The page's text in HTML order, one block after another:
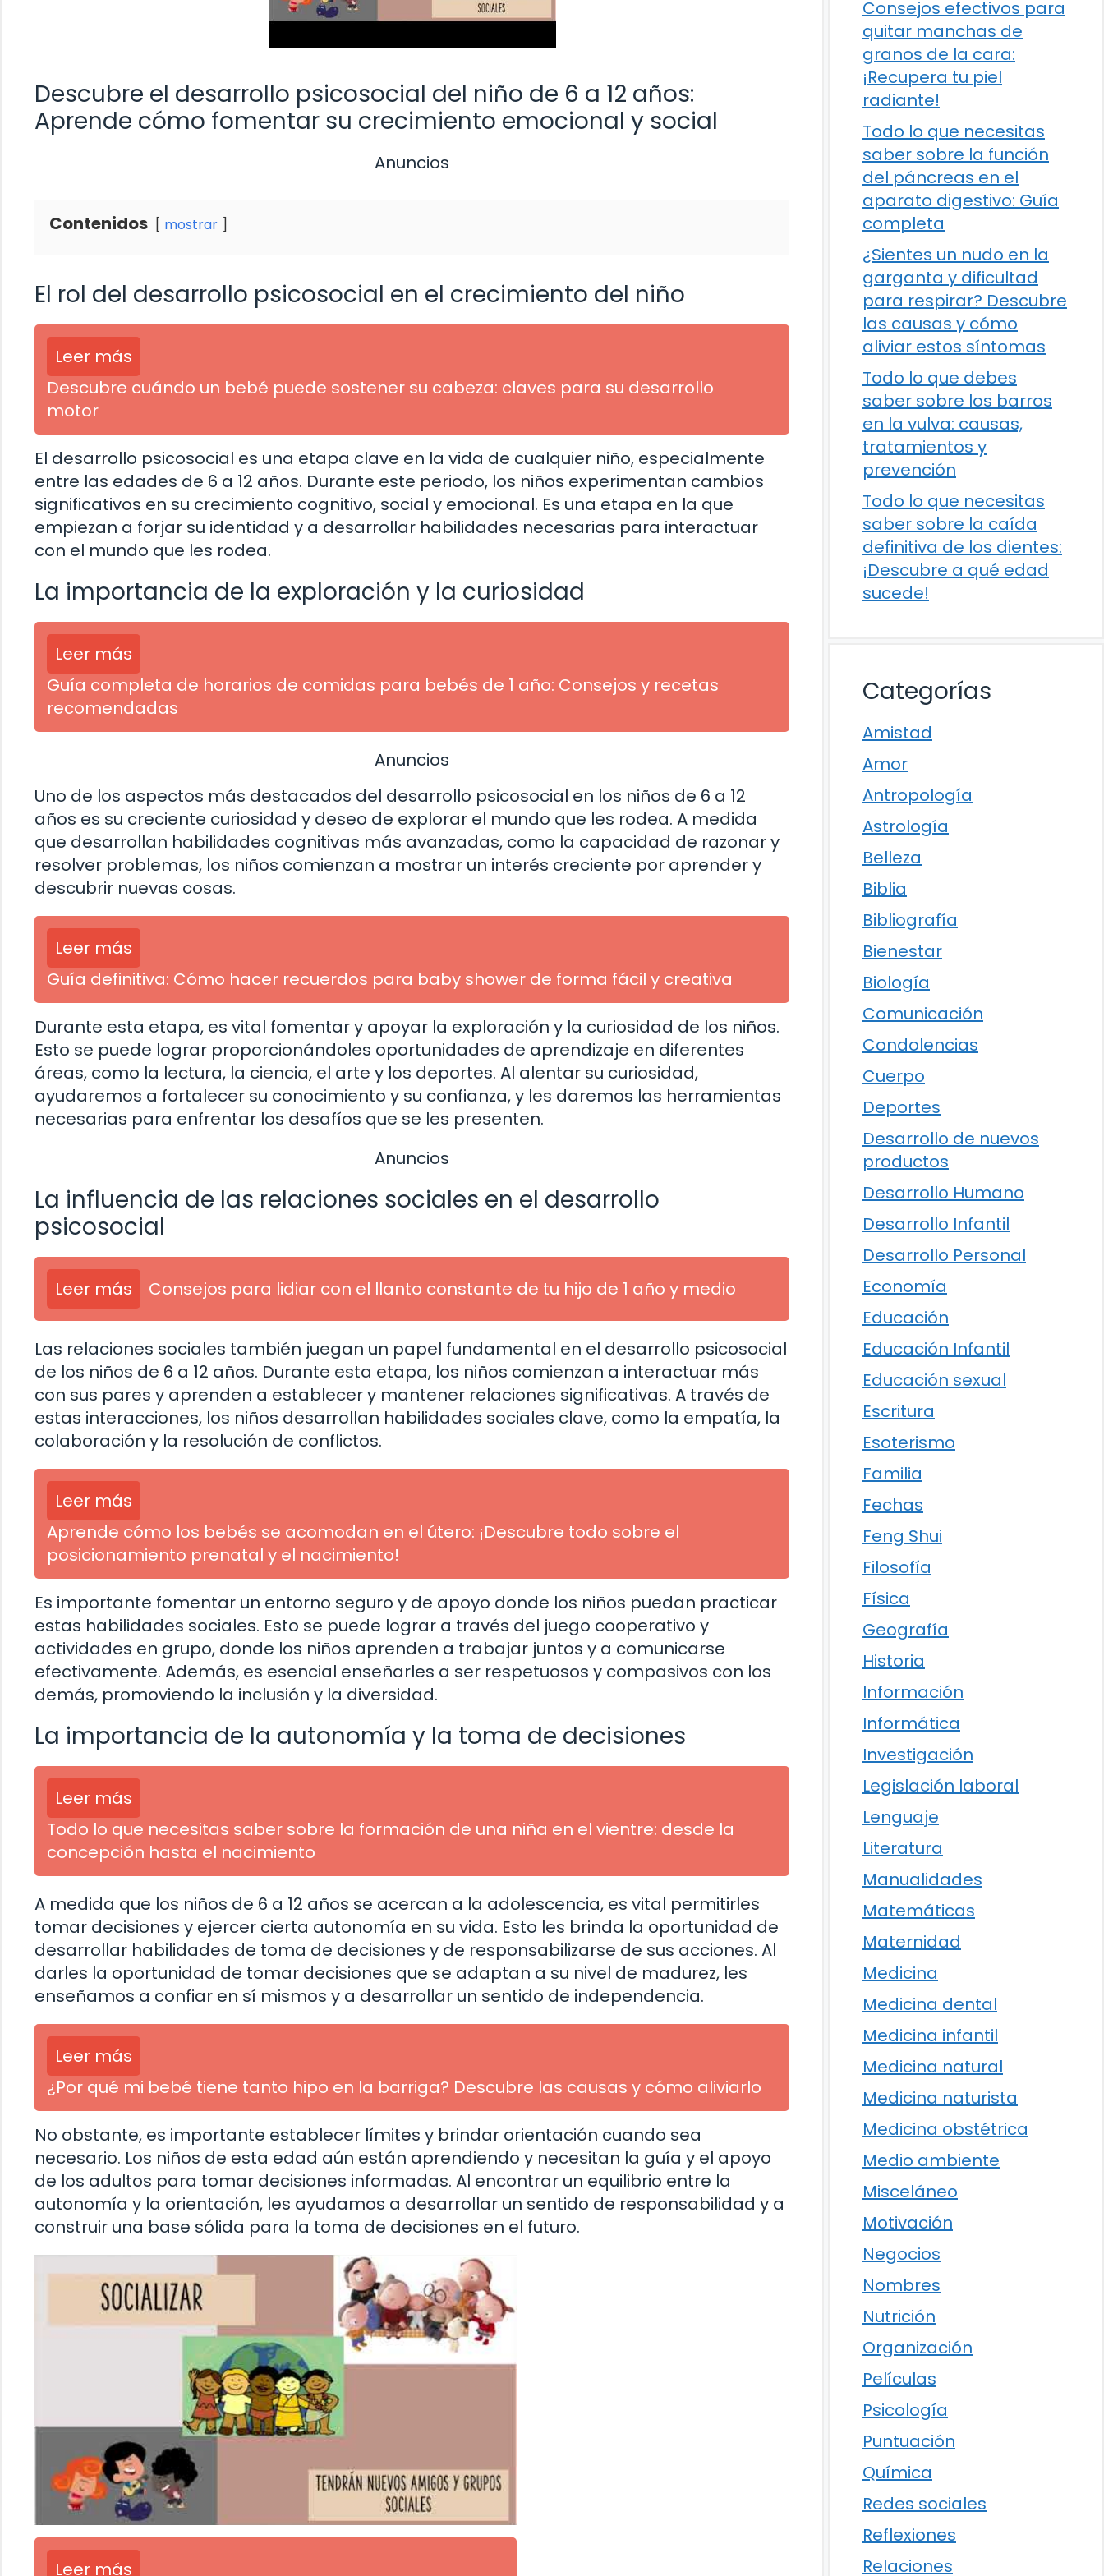
Descubre el desarrollo psicosocial del niño de 6 a 12 años:
Aprende cómo fomentar su crecimiento emocional y social
Anuncios
Contenidos mostrar
El rol del desarrollo psicosocial en el crecimiento del niño
Leer más
Descubre cuándo un bebé puede sostener su cabeza: claves para su desarrollo
motor
El desarrollo psicosocial es una etapa clave en la vida de cualquier niño, especialmente
entre las edades de 6 a 12 años. Durante este periodo, los niños experimentan cambios
significativos en su crecimiento cognitivo, social y emocional. Es una etapa en la que
empiezan a forjar su identidad y a desarrollar habilidades necesarias para interactuar
con el mundo que les rodea.
La importancia de la exploración y la curiosidad
Leer más
Guía completa de horarios de comidas para bebés de 1 año: Consejos y recetas
recomendadas
Anuncios
Uno de los aspectos más destacados del desarrollo psicosocial en los niños de 6 a 12
años es su creciente curiosidad y deseo de explorar el mundo que les rodea. A medida
que desarrollan habilidades cognitivas más avanzadas, como la capacidad de razonar y
resolver problemas, los niños comienzan a mostrar un interés creciente por aprender y
descubrir nuevas cosas.
Leer más
Guía definitiva: Cómo hacer recuerdos para baby shower de forma fácil y creativa
Durante esta etapa, es vital fomentar y apoyar la exploración y la curiosidad de los niños.
Esto se puede lograr proporcionándoles oportunidades de aprendizaje en diferentes
áreas, como la lectura, la ciencia, el arte y los deportes. Al alentar su curiosidad,
ayudaremos a fortalecer su conocimiento y su confianza, y les daremos las herramientas
necesarias para enfrentar los desafíos que se les presenten.
Anuncios
La influencia de las relaciones sociales en el desarrollo
psicosocial
Leer más Consejos para lidiar con el llanto constante de tu hijo de 1 año y medio
Las relaciones sociales también juegan un papel fundamental en el desarrollo psicosocial
de los niños de 6 a 12 años. Durante esta etapa, los niños comienzan a interactuar más
con sus pares y aprenden a establecer y mantener relaciones significativas. A través de
estas interacciones, los niños desarrollan habilidades sociales clave, como la empatía, la
colaboración y la resolución de conflictos.
Leer más
Aprende cómo los bebés se acomodan en el útero: ¡Descubre todo sobre el
posicionamiento prenatal y el nacimiento!
Es importante fomentar un entorno seguro y de apoyo donde los niños puedan practicar
estas habilidades sociales. Esto se puede lograr a través del juego cooperativo y
actividades en grupo, donde los niños aprenden a trabajar juntos y a comunicarse
efectivamente. Además, es esencial enseñarles a ser respetuosos y compasivos con los
demás, promoviendo la inclusión y la diversidad.
La importancia de la autonomía y la toma de decisiones
Leer más
Todo lo que necesitas saber sobre la formación de una niña en el vientre: desde la
concepción hasta el nacimiento
A medida que los niños de 6 a 12 años se acercan a la adolescencia, es vital permitirles
tomar decisiones y ejercer cierta autonomía en su vida. Esto les brinda la oportunidad de
desarrollar habilidades de toma de decisiones y de responsabilizarse de sus acciones. Al
darles la oportunidad de tomar decisiones que se adaptan a su nivel de madurez, les
enseñamos a confiar en sí mismos y a desarrollar un sentido de independencia.
Leer más
¿Por qué mi bebé tiene tanto hipo en la barriga? Descubre las causas y cómo aliviarlo
No obstante, es importante establecer límites y brindar orientación cuando sea
necesario. Los niños de esta edad aún están aprendiendo y necesitan la guía y el apoyo
de los adultos para tomar decisiones informadas. Al encontrar un equilibrio entre la
autonomía y la orientación, les ayudamos a desarrollar un sentido de responsabilidad y a
construir una base sólida para la toma de decisiones en el futuro.
Leer más
Consejos efectivos para
quitar manchas de
granos de la cara:
¡Recupera tu piel
radiante!
Todo lo que necesitas
saber sobre la función
del páncreas en el
aparato digestivo: Guía
completa
¿Sientes un nudo en la
garganta y dificultad
para respirar? Descubre
las causas y cómo
aliviar estos síntomas
Todo lo que debes
saber sobre los barros
en la vulva: causas,
tratamientos y
prevención
Todo lo que necesitas
saber sobre la caída
definitiva de los dientes:
¡Descubre a qué edad
sucede!
Categorías
Amistad
Amor
Antropología
Astrología
Belleza
Biblia
Bibliografía
Bienestar
Biología
Comunicación
Condolencias
Cuerpo
Deportes
Desarrollo de nuevos
productos
Desarrollo Humano
Desarrollo Infantil
Desarrollo Personal
Economía
Educación
Educación Infantil
Educación sexual
Escritura
Esoterismo
Familia
Fechas
Feng Shui
Filosofía
Física
Geografía
Historia
Información
Informática
Investigación
Legislación laboral
Lenguaje
Literatura
Manualidades
Matemáticas
Maternidad
Medicina
Medicina dental
Medicina infantil
Medicina natural
Medicina naturista
Medicina obstétrica
Medio ambiente
Misceláneo
Motivación
Negocios
Nombres
Nutrición
Organización
Películas
Psicología
Puntuación
Química
Redes sociales
Reflexiones
Relaciones